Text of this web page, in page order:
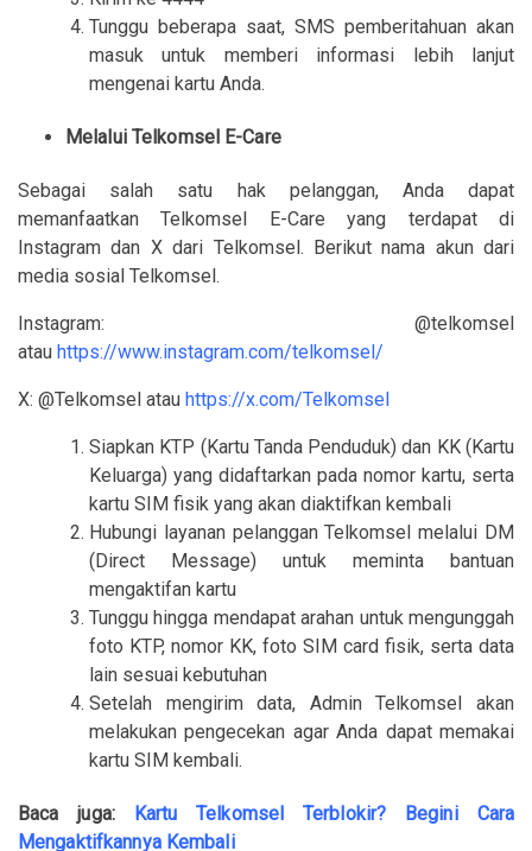
Tunggu beberapa saat, SMS pemberitahuan akan
masuk untuk memberi informasi lebih lanjut
mengenai kartu Anda.
Melalui Telkomsel E-Care
Sebagai salah satu hak pelanggan, Anda dapat
memanfaatkan Telkomsel E-Care yang terdapat di
Instagram dan X dari Telkomsel. Berikut nama akun dari
media sosial Telkomsel.
Instagram: @telkomsel
atau https://www.instagram.com/telkomsel/
X: @Telkomsel atau https://x.com/Telkomsel
Siapkan KTP (Kartu Tanda Penduduk) dan KK (Kartu
Keluarga) yang didaftarkan pada nomor kartu, serta
kartu SIM fisik yang akan diaktifkan kembali
Hubungi layanan pelanggan Telkomsel melalui DM
(Direct Message) untuk meminta bantuan
mengaktifan kartu
Tunggu hingga mendapat arahan untuk mengunggah
foto KTP, nomor KK, foto SIM card fisik, serta data
lain sesuai kebutuhan
Setelah mengirim data, Admin Telkomsel akan
melakukan pengecekan agar Anda dapat memakai
kartu SIM kembali.
Baca juga:
Kartu Telkomsel Terblokir? Begini Cara
Mengaktifkannya Kembali